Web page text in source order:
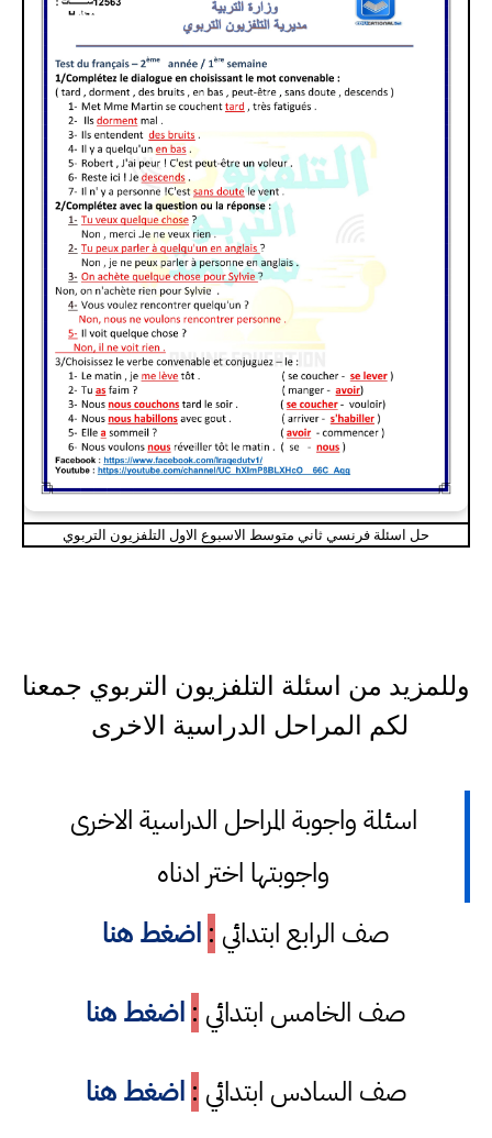
حل اسئلة فرنسي ثاني متوسط الاسبوع الاول التلفزيون التربوي
وللمزيد من اسئلة التلفزيون التربوي جمعنا
لكم المراحل الدراسية الاخرى
اسئلة واجوبة المراحل الدراسية الاخرى
واجوبتها اختر ادناه
صف الرابع ابتدائي : اضغط هنا
صف الخامس ابتدائي : اضغط هنا
صف السادس ابتدائي : اضغط هنا